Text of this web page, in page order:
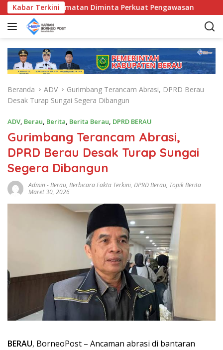
a
Kabar Terkini
Kecamatan Diminta Perkuat Pengawasan
Beranda ADV
Gurimbang Terancam Abrasi, DPRD Berau
Desak Turap Sungai Segera Dibangun
ADV, Berau, Berita, Berita Berau, DPRD BERAU
Gurimbang Terancam Abrasi,
DPRD Berau Desak Turap Sungai
Segera Dibangun
Admin-Berau, Berbicara Fakta Terkini, DPRD Berau, Topik Berita
Maret 30, 2026
BERAU, BorneoPost – Ancaman abrasi di bantaran